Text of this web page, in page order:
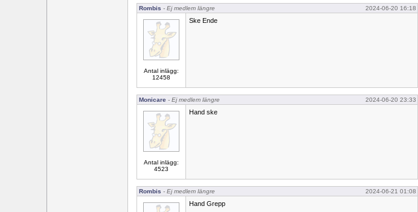
Rombis - Ej medlem längre 2024-06-20 16:18
Antal inlägg:
12458
Ske Ende
Monicare - Ej medlem längre 2024-06-20 23:33
Antal inlägg:
4523
Hand ske
Rombis - Ej medlem längre 2024-06-21 01:08
Hand Grepp